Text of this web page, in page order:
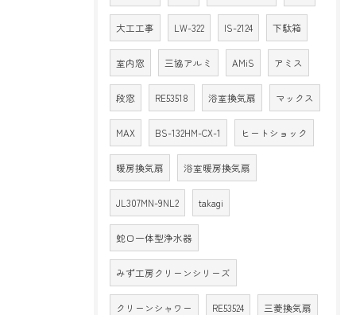
大工工事 LW-322 IS-2124 下駄箱
室内窓 三協アルミ AMiS アミス
段窓 RE53518 浴室換気扇 マックス
MAX BS-132HM-CX-1 ヒートショック
暖房換気扇 浴室暖房換気扇
JL307MN-9NL2 takagi
蛇口一体型浄水器
みず工房クリーンシリーズ
クリーンシャワー RE53524 三菱換気扇